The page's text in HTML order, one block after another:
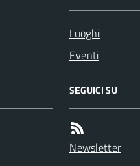
Luoghi
Eventi
SEGUICI SU
Newsletter